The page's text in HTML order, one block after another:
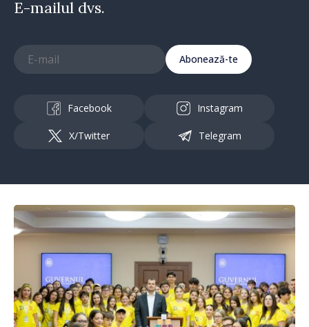
E-mailul dvs.
Abonează-te
Facebook Instagram
X/Twitter Telegram